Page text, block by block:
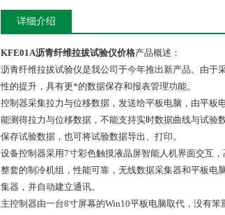
详细介绍
KFE01A沥青纤维拉拔试验仪价格产品概述：
沥青纤维拉拔试验仪是我公司于今年推出新产品。由于
性的提升，具有更*的数据保存和报表管理功能。
控制器采集拉力与位移数据，发送给平板电脑，由平板
能测得拉力与位移数据，不能支持实时数据曲线与试验
保存试验数据，也可将试验数据导出、打印。
设备控制器采用7寸彩色触摸液晶屏智能人机界面交互
整套的制冷机组，性能可靠，无线数据采集器和平板电
集器，并自动建立通讯。
主控制器由一台8寸屏幕的Win10平板电脑取代，没有